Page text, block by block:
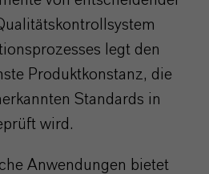
legt den
Produktkonstanz, die
Standards in
wird.
Anwendungen bietet